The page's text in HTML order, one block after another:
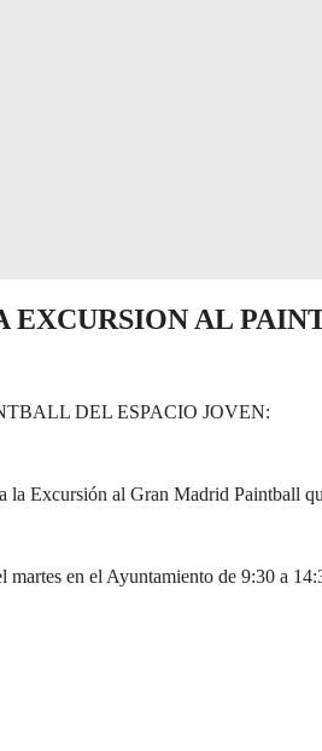
AL
DEL ESPACIO JOVEN:
Excursión al Gran Madrid Paintball
martes en el Ayuntamiento de 9:30 a